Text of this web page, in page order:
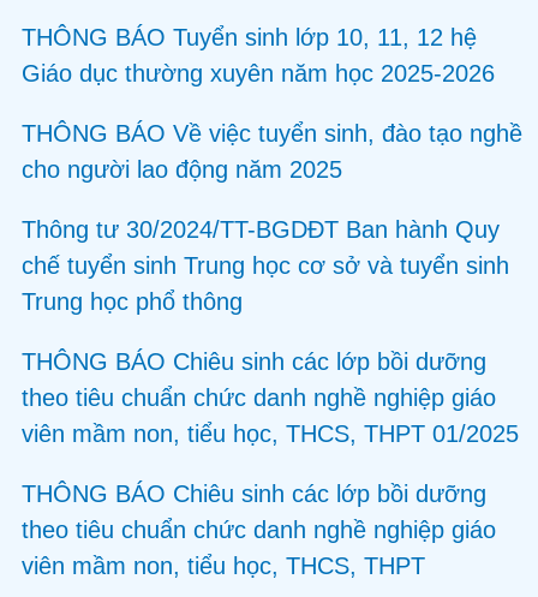
THÔNG BÁO Tuyển sinh lớp 10, 11, 12 hệ
Giáo dục thường xuyên năm học 2025-2026
THÔNG BÁO Về việc tuyển sinh, đào tạo nghề
cho người lao động năm 2025
Thông tư 30/2024/TT-BGDĐT Ban hành Quy
chế tuyển sinh Trung học cơ sở và tuyển sinh
Trung học phổ thông
THÔNG BÁO Chiêu sinh các lớp bồi dưỡng
theo tiêu chuẩn chức danh nghề nghiệp giáo
viên mầm non, tiểu học, THCS, THPT 01/2025
THÔNG BÁO Chiêu sinh các lớp bồi dưỡng
theo tiêu chuẩn chức danh nghề nghiệp giáo
viên mầm non, tiểu học, THCS, THPT